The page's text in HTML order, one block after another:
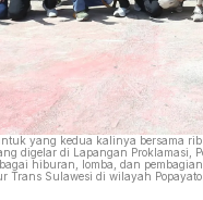
yang kedua kalinya bersama
digelar di Lapangan Proklamasi,
hiburan, lomba, dan
Sulawesi di wilayah Popayato.